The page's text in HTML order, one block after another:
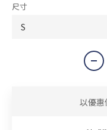
尺寸
以優惠